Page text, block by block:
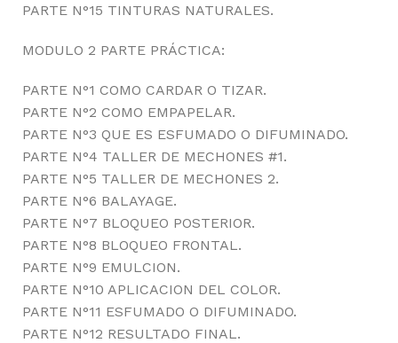
PARTE N°15 TINTURAS NATURALES.
MODULO 2 PARTE PRÁCTICA:
PARTE N°1 COMO CARDAR O TIZAR.
PARTE N°2 COMO EMPAPELAR.
PARTE N°3 QUE ES ESFUMADO O DIFUMINADO.
PARTE N°4 TALLER DE MECHONES #1.
PARTE N°5 TALLER DE MECHONES 2.
PARTE N°6 BALAYAGE.
PARTE N°7 BLOQUEO POSTERIOR.
PARTE N°8 BLOQUEO FRONTAL.
PARTE N°9 EMULCION.
PARTE N°10 APLICACION DEL COLOR.
PARTE N°11 ESFUMADO O DIFUMINADO.
PARTE N°12 RESULTADO FINAL.